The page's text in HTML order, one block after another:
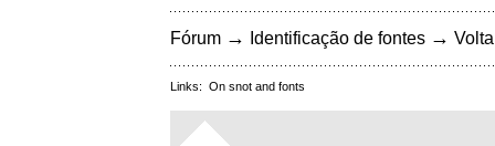
Fórum → Identificação de fontes →
Links: On snot and fonts